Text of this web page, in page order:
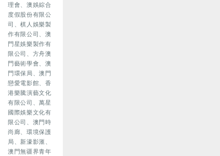
理會、澳娛綜合
度假股份有限公
司、棋人娛樂製
作有限公司、澳
門星娛樂製作有
限公司、方舟澳
門藝術學會、澳
門環保局、澳門
戀愛電影館、香
港樂騰演藝文化
有限公司、萬星
國際娛樂文化有
限公司、澳門時
尚廊、環境保護
局、新濠影滙、
澳門無疆界青年